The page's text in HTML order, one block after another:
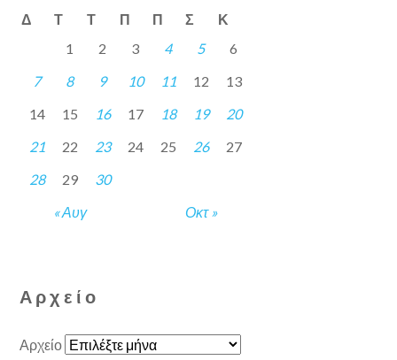
Δ Τ Τ Π Π Σ Κ
« Αυγ Οκτ »
1 2 3 4 5
6
7
8 9 10 11 12
13
14
15 16 17 18 19
20
21
22 23 24 25 26
27
28
29 30
Αρχείο
Αρχείο